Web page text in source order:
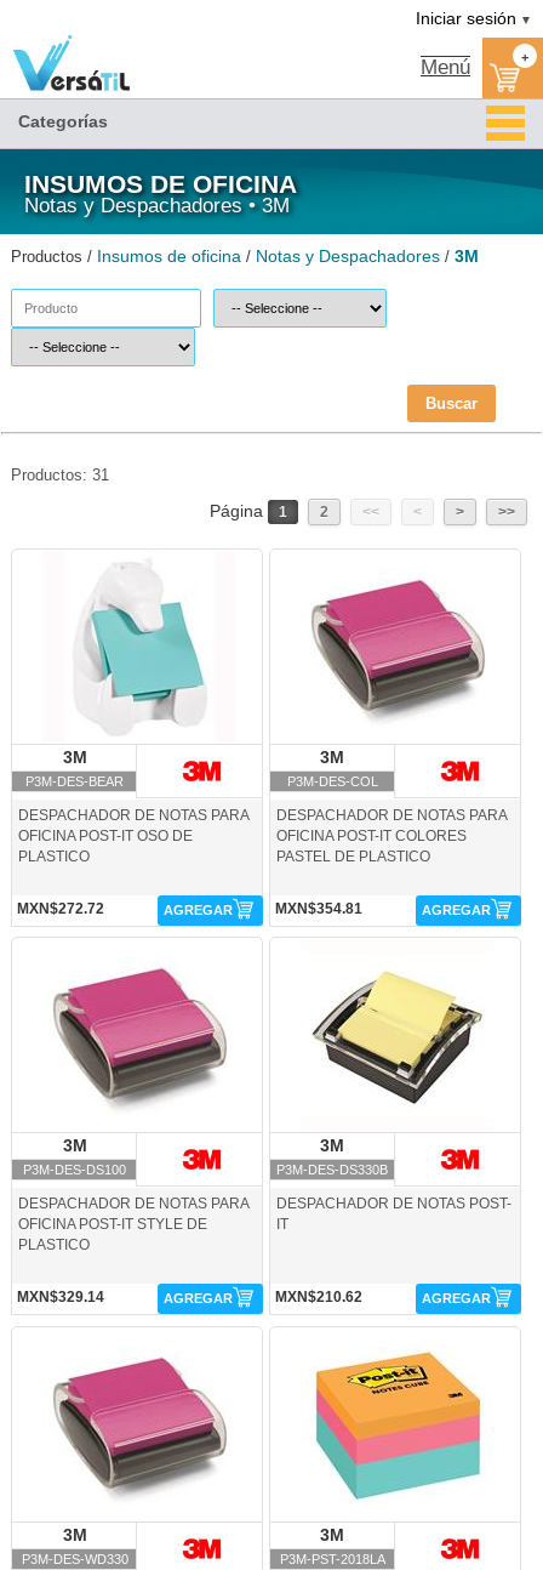
Iniciar sesión ▼
Menú +
Categorías
INSUMOS DE OFICINA
Notas y Despachadores • 3M
Productos / Insumos de oficina / Notas y Despachadores / 3M
Buscar
Productos: 31
Página 1 2 << < > >>
3M
P3M-DES-BEAR
DESPACHADOR DE NOTAS PARA
OFICINA POST-IT OSO DE
PLASTICO
MXN$272.72 AGREGAR
3M
P3M-DES-COL
DESPACHADOR DE NOTAS PARA
OFICINA POST-IT COLORES
PASTEL DE PLASTICO
MXN$354.81 AGREGAR
3M
P3M-DES-DS100
DESPACHADOR DE NOTAS PARA
OFICINA POST-IT STYLE DE
PLASTICO
MXN$329.14 AGREGAR
3M
P3M-DES-DS330B
DESPACHADOR DE NOTAS POST-
IT
MXN$210.62 AGREGAR
3M
P3M-DES-WD330
3M
P3M-PST-2018LA